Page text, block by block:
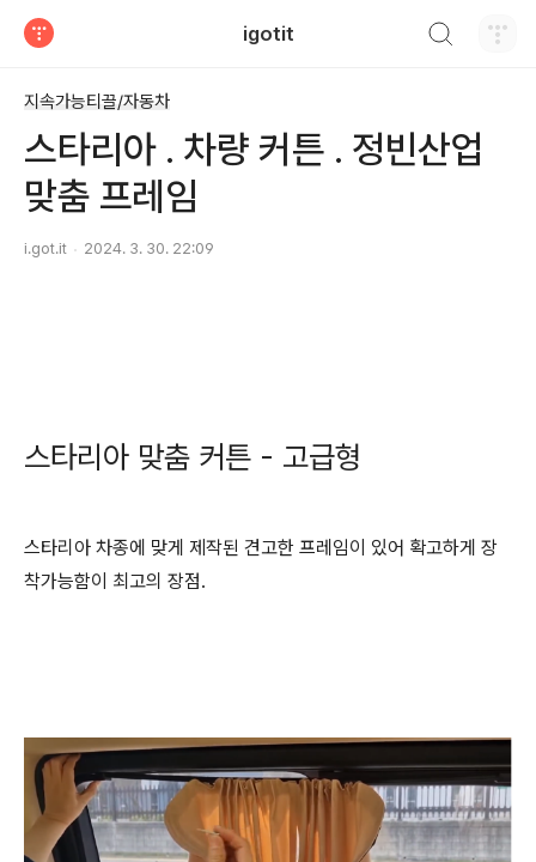
igotit
지속가능티끌/자동차
스타리아 . 차량 커튼 . 정빈산업
맞춤 프레임
i.got.it 2024. 3. 30. 22:09
스타리아 맞춤 커튼 - 고급형
스타리아 차종에 맞게 제작된 견고한 프레임이 있어 확고하게 장
착가능함이 최고의 장점.